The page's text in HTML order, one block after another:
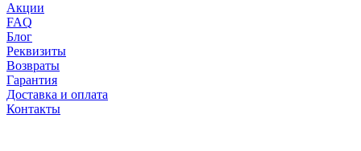
Акции
FAQ
Блог
Реквизиты
Возвраты
Гарантия
Доставка и оплата
Контакты